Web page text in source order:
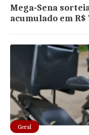
Mega-Sena
acumulado em R$
Geral